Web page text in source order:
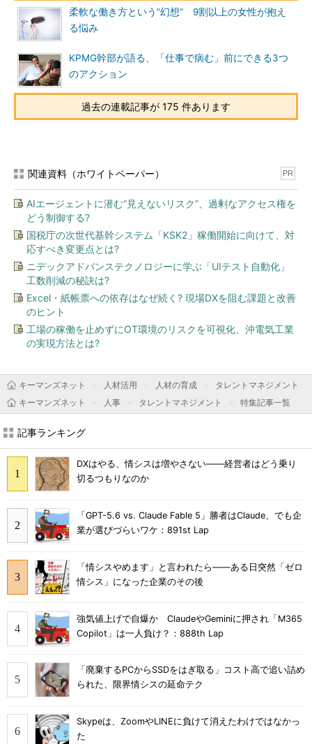
柔軟な働き方という”幻想” 9割以上の女性が抱え
る悩み
KPMG幹部が語る、「仕事で病む」前にできる3つ
のアクション
過去の連載記事が 175 件あります
関連資料（ホワイトペーパー） PR
AIエージェントに潜む“見えないリスク”、過剰なアクセス権を
どう制御する?
国税庁の次世代基幹システム「KSK2」稼働開始に向けて、対
応すべき変更点とは?
ニデックアドバンステクノロジーに学ぶ「UIテスト自動化」
工数削減の秘訣は?
Excel・紙帳票への依存はなぜ続く? 現場DXを阻む課題と改善
のヒント
工場の稼働を止めずにOT環境のリスクを可視化、沖電気工業
の実現方法とは?
キーマンズネット 人材活用 人材の育成
タレントマネジメント
キーマンズネット
人事 タレントマネジメント 特集記事一覧
記事ランキング
DXはやる、情シスは増やさない――経営者はどう乗り
切るつもりなのか
「GPT-5.6 vs. Claude Fable 5」勝者はClaude、でも企
業が選びづらいワケ：891st Lap
「情シスやめます」と言われたら――ある日突然「ゼロ
情シス」になった企業のその後
強気値上げで自爆か ClaudeやGeminiに押され「M365
Copilot」は一人負け？：888th Lap
「廃棄するPCからSSDをはぎ取る」コスト高で追い詰め
られた、限界情シスの延命テク
Skypeは、ZoomやLINEに負けて消えたわけではなかっ
た